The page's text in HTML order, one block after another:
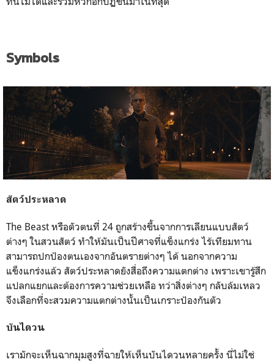
Symbols
สัตว์ประหลาด
The Beast หรือตัวตนที่ 24 ถูกสร้างขึ้นจากการเลียนแบบสัตว์
ต่างๆ ในสวนสัตว์ ทำให้มันเป็นปีศาจที่แข็งแกร่ง ไร้เทียมทาน
สามารถปกป้องตนเองจากอันตรายต่างๆ ได้ นอกจากความ
แข็งแกร่งแล้ว สัตว์ประหลาดยังสื่อถึงความแตกต่าง เพราะเขารู้สึก
แปลกแยกและต้องการความช่วยเหลือ ทว่าสิ่งต่างๆ กลับล้มเหลว
จึงเลือกที่จะสวมความแตกต่างนั้นเป็นเกราะป้องกันตัว
บันไดวน
เรามักจะเห็นฉากมุมสูงที่ฉายให้เห็นบันไดวนหลายครั้ง นี่ไม่ใช่